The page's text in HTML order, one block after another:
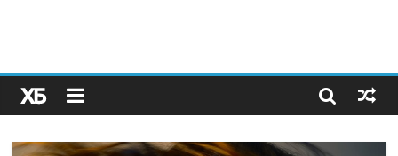
Секрет супергидратации: почему кокосовая вода с
пребиотиками становится главным трендом
здорового питания